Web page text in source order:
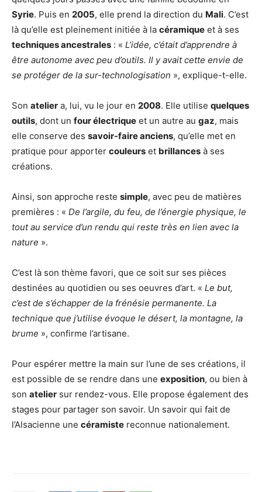
Syrie. Puis en 2005, elle prend la direction du Mali. C’est
là qu’elle est pleinement initiée à la céramique et à ses
techniques ancestrales : « L’idée, c’était d’apprendre à
être autonome avec peu d’outils. Il y avait cette envie de
se protéger de la sur-technologisation », explique-t-elle.
Son atelier a, lui, vu le jour en 2008. Elle utilise quelques
outils, dont un four électrique et un autre au gaz, mais
elle conserve des savoir-faire anciens, qu’elle met en
pratique pour apporter couleurs et brillances à ses
créations.
Ainsi, son approche reste simple, avec peu de matières
premières : « De l’argile, du feu, de l’énergie physique, le
tout au service d’un rendu qui reste très en lien avec la
nature ».
C’est là son thème favori, que ce soit sur ses pièces
destinées au quotidien ou ses oeuvres d’art. « Le but,
c’est de s’échapper de la frénésie permanente. La
technique que j’utilise évoque le désert, la montagne, la
brume », confirme l’artisane.
Pour espérer mettre la main sur l’une de ses créations, il
est possible de se rendre dans une exposition, ou bien à
son atelier sur rendez-vous. Elle propose également des
stages pour partager son savoir. Un savoir qui fait de
l’Alsacienne une céramiste reconnue nationalement.